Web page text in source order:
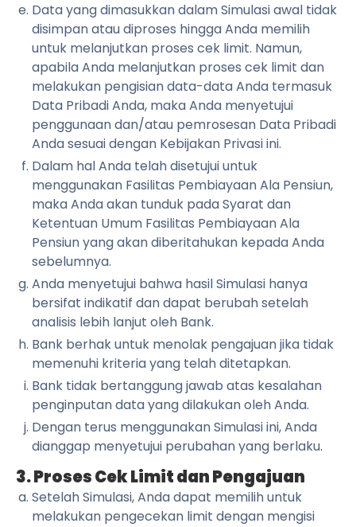
Data yang dimasukkan dalam Simulasi awal tidak
disimpan atau diproses hingga Anda memilih
untuk melanjutkan proses cek limit. Namun,
apabila Anda melanjutkan proses cek limit dan
melakukan pengisian data-data Anda termasuk
Data Pribadi Anda, maka Anda menyetujui
penggunaan dan/atau pemrosesan Data Pribadi
Anda sesuai dengan Kebijakan Privasi ini.
Dalam hal Anda telah disetujui untuk
menggunakan Fasilitas Pembiayaan Ala Pensiun,
maka Anda akan tunduk pada Syarat dan
Ketentuan Umum Fasilitas Pembiayaan Ala
Pensiun yang akan diberitahukan kepada Anda
sebelumnya.
Anda menyetujui bahwa hasil Simulasi hanya
bersifat indikatif dan dapat berubah setelah
analisis lebih lanjut oleh Bank.
Bank berhak untuk menolak pengajuan jika tidak
memenuhi kriteria yang telah ditetapkan.
Bank tidak bertanggung jawab atas kesalahan
penginputan data yang dilakukan oleh Anda.
Dengan terus menggunakan Simulasi ini, Anda
dianggap menyetujui perubahan yang berlaku.
3. Proses Cek Limit dan Pengajuan
Setelah Simulasi, Anda dapat memilih untuk
melakukan pengecekan limit dengan mengisi